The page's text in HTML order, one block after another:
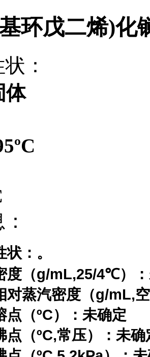
环戊二烯)化
：
体
状：。
度（g/mL,25/4℃）
对蒸汽密度（g/mL,
点（ºC）：未确定
点（ºC,常压）：未确